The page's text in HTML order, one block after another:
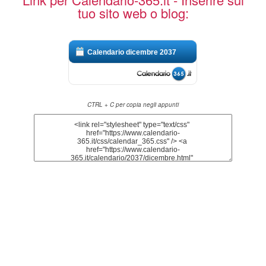
tuo sito web o blog:
Calendario dicembre 2037
CTRL + C per copia negli appunti